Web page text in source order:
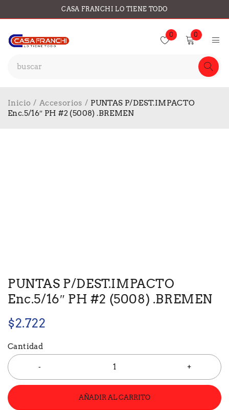
CASA FRANCHI LO TIENE TODO
0 0
Inicio / Accesorios / PUNTAS P/DEST.IMPACTO
Enc.5/16″ PH #2 (5008) .BREMEN
PUNTAS P/DEST.IMPACTO
Enc.5/16″ PH #2 (5008) .BREMEN
$2.722
Cantidad
AÑADIR AL CARRITO